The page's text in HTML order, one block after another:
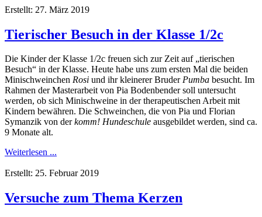
Erstellt: 27. März 2019
Tierischer Besuch in der Klasse 1/2c
Die Kinder der Klasse 1/2c freuen sich zur Zeit auf „tierischen
Besuch“ in der Klasse. Heute habe uns zum ersten Mal die beiden
Minischweinchen Rosi und ihr kleinerer BruderPumba besucht. Im
Rahmen der Masterarbeit von Pia Bodenbender soll untersucht
werden, ob sich Minischweine in der therapeutischen Arbeit mit
Kindern bewähren. Die Schweinchen, die von Pia und Florian
Symanzik von derkomm! Hundeschule ausgebildet werden, sind ca.
9 Monate alt.
Weiterlesen ...
Erstellt: 25. Februar 2019
Versuche zum Thema Kerzen